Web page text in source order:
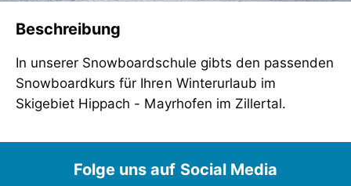
Beschreibung
In unserer Snowboardschule gibts den passenden
Snowboardkurs für Ihren Winterurlaub im
Skigebiet Hippach - Mayrhofen im Zillertal.
Skigebiet Hippach - Mayrhofen im Zillertal.
Folge uns auf Social Media